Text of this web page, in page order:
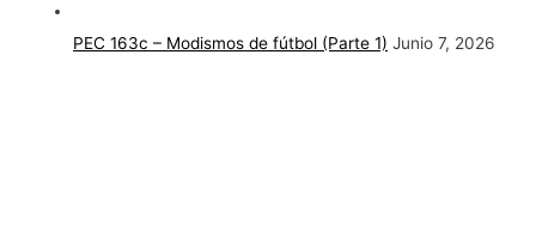
PEC 163c – Modismos de fútbol (Parte 1) Junio 7, 2026